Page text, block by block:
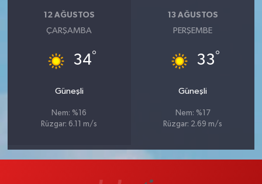
12 AĞUSTOS
ÇARŞAMBA
34°
Güneşli
Nem: %16
Rüzgar: 6.11 m/s
13 AĞUSTOS
PERŞEMBE
33°
Güneşli
Nem: %17
Rüzgar: 2.69 m/s